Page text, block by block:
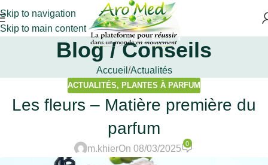
Skip to navigation
Skip to main content
Blog / Conseils
Accueil Actualités
ACTUALITÉS, PLANTES À PARFUM
Les fleurs – Matière première du
parfum
m.khierOn 08/03/2025
0